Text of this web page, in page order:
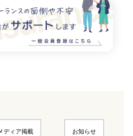
ディア掲載 お知らせ